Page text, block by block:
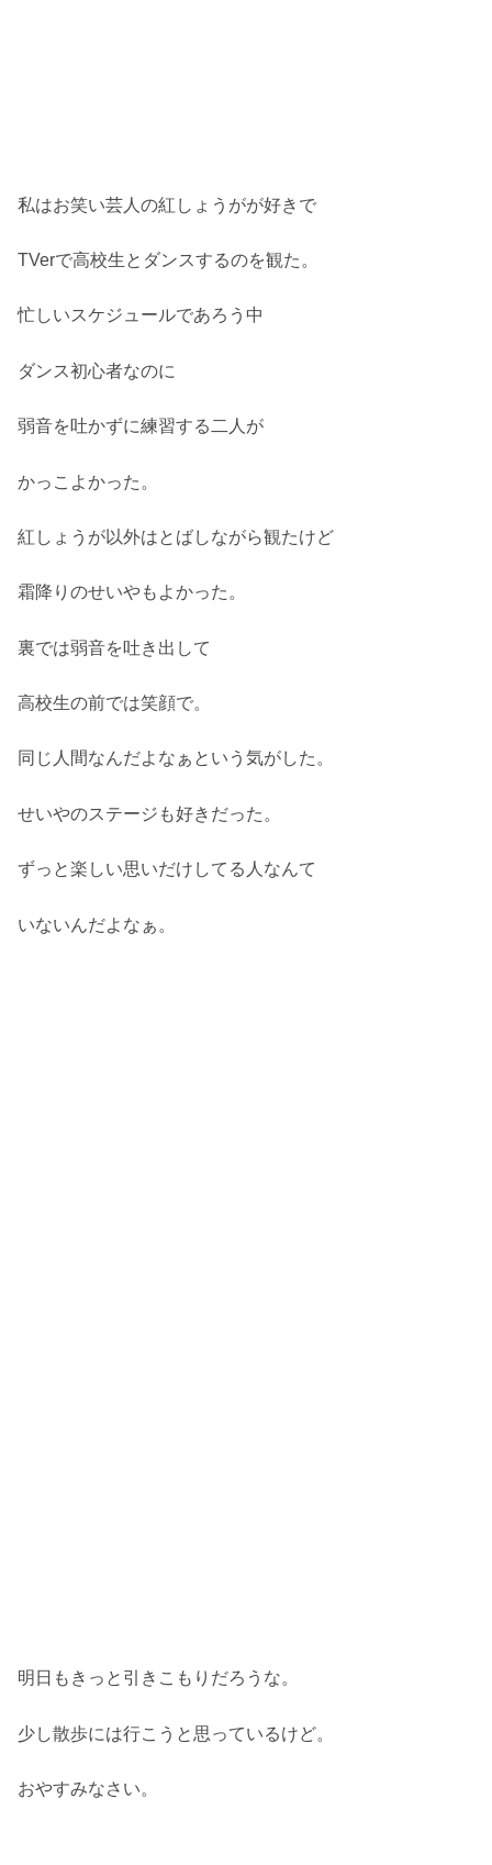
私はお笑い芸人の紅しょうがが好きで
TVerで高校生とダンスするのを観た。
忙しいスケジュールであろう中
ダンス初心者なのに
弱音を吐かずに練習する二人が
かっこよかった。
紅しょうが以外はとばしながら観たけど
霜降りのせいやもよかった。
裏では弱音を吐き出して
高校生の前では笑顔で。
同じ人間なんだよなぁという気がした。
せいやのステージも好きだった。
ずっと楽しい思いだけしてる人なんて
いないんだよなぁ。
明日もきっと引きこもりだろうな。
少し散歩には行こうと思っているけど。
おやすみなさい。